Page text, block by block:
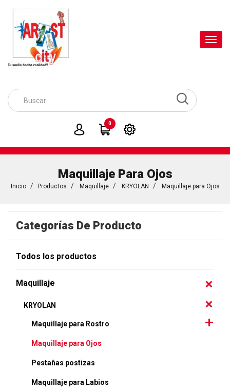
0
Maquillaje Para Ojos
Inicio Productos Maquillaje KRYOLAN Maquillaje para Ojos
Categorías De Producto
Todos los productos
Maquillaje
KRYOLAN
Maquillaje para Rostro
Maquillaje para Ojos
Pestañas postizas
Maquillaje para Labios